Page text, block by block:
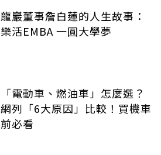
龍巖董事詹白蓮的人生故事：
樂活EMBA 一圓大學夢
「電動車、燃油車」怎麼選？
網列「6大原因」比較！買機車
前必看